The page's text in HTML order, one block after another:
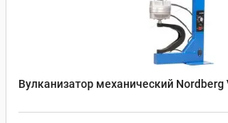
Вулканизатор механический